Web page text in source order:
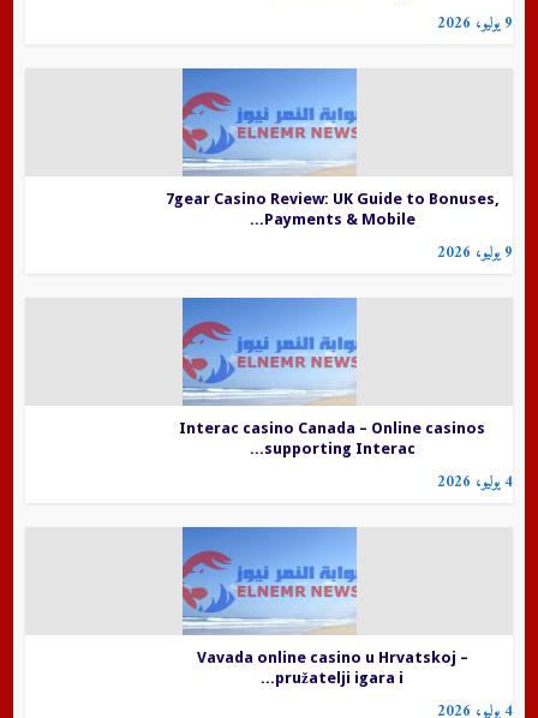
9 يوليو، 2026
7gear Casino Review: UK Guide to Bonuses,
Payments & Mobile...
9 يوليو، 2026
Interac casino Canada – Online casinos
supporting Interac...
4 يوليو، 2026
Vavada online casino u Hrvatskoj –
pružatelji igara i...
4 يوليو، 2026